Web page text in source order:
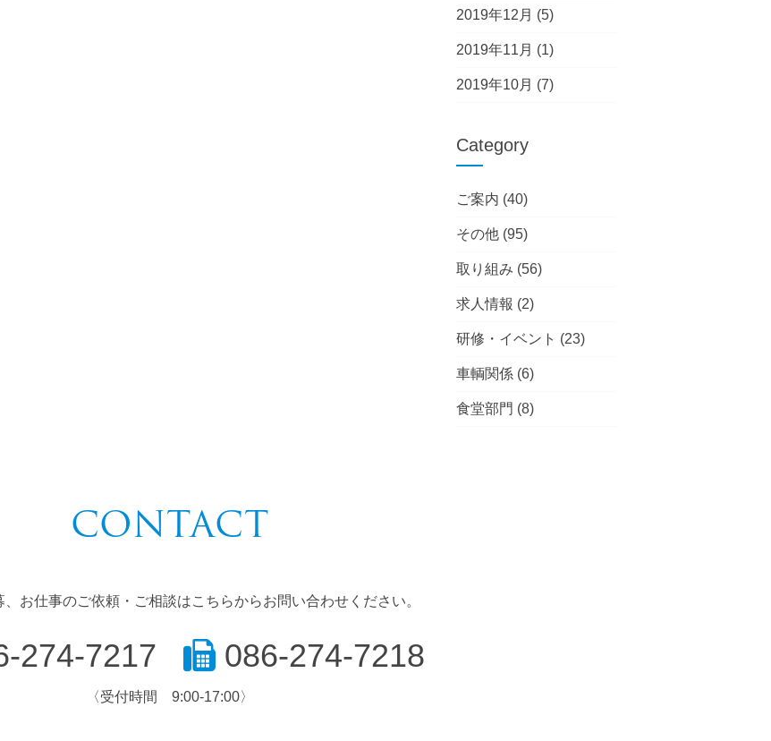
2019年12月 (5)
2019年11月 (1)
2019年10月 (7)
Category
ご案内 (40)
その他 (95)
取り組み (56)
求人情報 (2)
研修・イベント (23)
車輌関係 (6)
食堂部門 (8)
CONTACT
お仕事のご依頼・ご相談はこちらからお問い合わせください。
274-7217 086-274-7218
〈受付時間 9:00-17:00〉